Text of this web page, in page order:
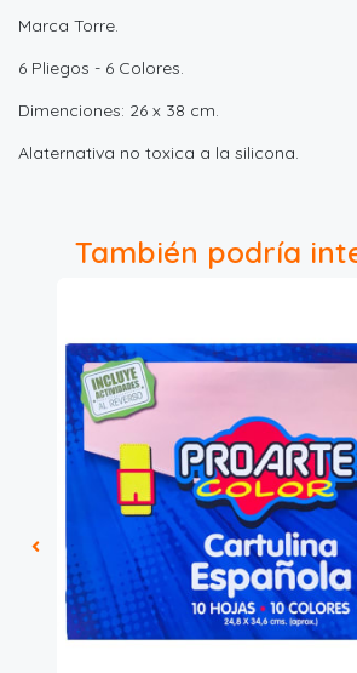
Marca Torre.
6 Pliegos - 6 Colores.
Dimenciones: 26 x 38 cm.
Alaternativa no toxica a la silicona.
También podría